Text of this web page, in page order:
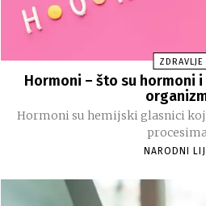
ZDRAVLJE
Hormoni – što su hormoni
Hormoni su hemijski glasnici
NARODNI